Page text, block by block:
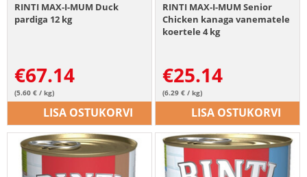
RINTI MAX-I-MUM Duck
pardiga 12 kg
€67.14
(5.60 € / kg)
LISA OSTUKORVI
RINTI MAX-I-MUM Senior
Chicken kanaga vanematele
koertele 4 kg
€25.14
(6.29 € / kg)
LISA OSTUKORVI